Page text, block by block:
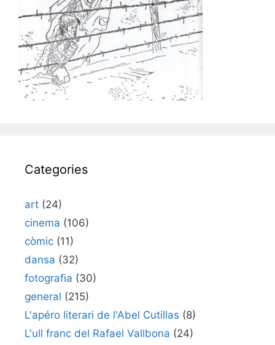
Categories
art (24)
cinema (106)
còmic (11)
dansa (32)
fotografia (30)
general (215)
L'apéro literari de l'Abel Cutillas (8)
L'ull franc del Rafael Vallbona (24)